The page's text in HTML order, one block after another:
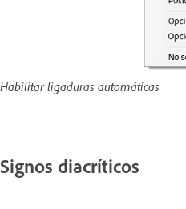
Habilitar ligaduras automáticas
Signos diacríticos